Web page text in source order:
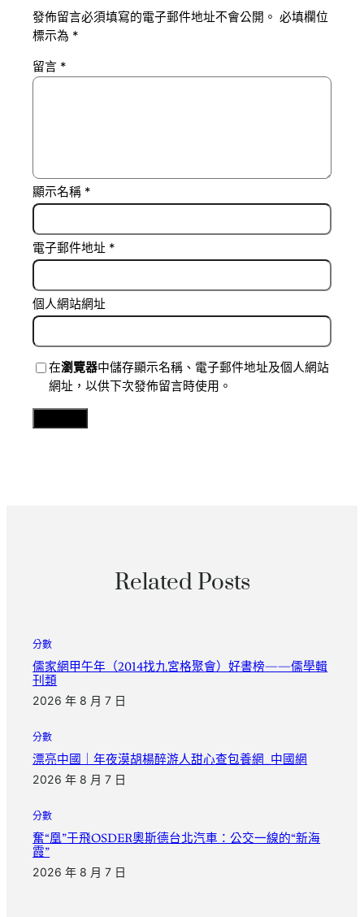
發佈留言必須填寫的電子郵件地址不會公開。 必填欄位
標示為 *
留言 *
顯示名稱 *
電子郵件地址 *
個人網站網址
在瀏覽器中儲存顯示名稱、電子郵件地址及個人網站
網址，以供下次發佈留言時使用。
Related Posts
分數
儒家網甲午年（2014找九宮格聚會）好書榜——儒學輯
刊類
2026 年 8 月 7 日
分數
漂亮中國｜年夜漠胡楊醉游人甜心查包養網_中國網
2026 年 8 月 7 日
分數
奮“凰”于飛OSDER奧斯德台北汽車：公交一線的“新海
霞”
2026 年 8 月 7 日